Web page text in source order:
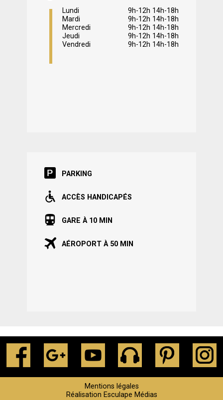
Lundi
9h-12h 14h-18h
Mardi
9h-12h 14h-18h
Mercredi
9h-12h 14h-18h
Jeudi
9h-12h 14h-18h
Vendredi
9h-12h 14h-18h
PARKING
ACCÈS HANDICAPÉS
GARE À 10 MIN
AÉROPORT À 50 MIN
Mentions légales
Réalisation Esculape Médias